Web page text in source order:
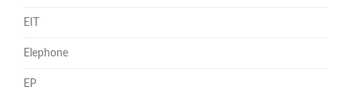
EIT
Elephone
EP